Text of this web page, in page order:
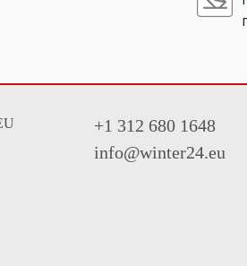
+1 312 680 1648
info@winter24.eu